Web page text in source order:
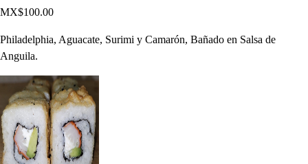
MX$100.00
Philadelphia, Aguacate, Surimi y Camarón, Bañado en Salsa de
Anguila.